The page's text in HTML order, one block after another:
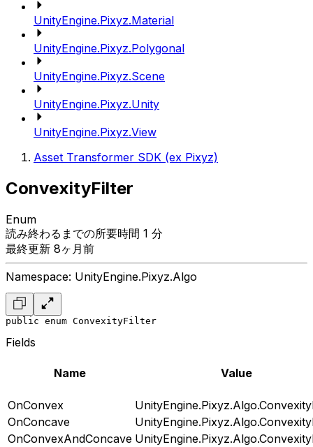
UnityEngine.Pixyz.Material
UnityEngine.Pixyz.Polygonal
UnityEngine.Pixyz.Scene
UnityEngine.Pixyz.Unity
UnityEngine.Pixyz.View
Asset Transformer SDK (ex Pixyz)
ConvexityFilter
Enum
読み終わるまでの所要時間 1 分
最終更新 8ヶ月前
Namespace: UnityEngine.Pixyz.Algo
public enum ConvexityFilter
Fields
Name Value
OnConvex
OnConcave
OnConvexAndConcave